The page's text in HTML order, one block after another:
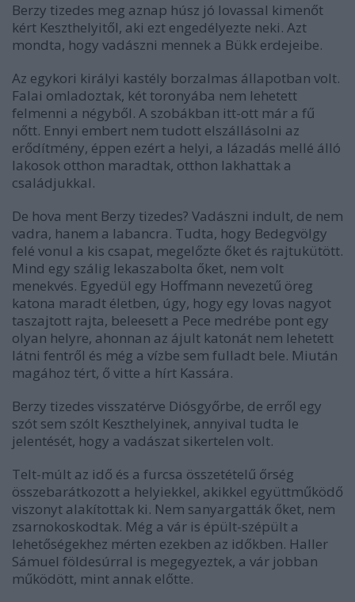
Berzy tizedes meg aznap húsz jó lovassal kimenőt
kért Keszthelyitől, aki ezt engedélyezte neki. Azt
mondta, hogy vadászni mennek a Bükk erdejeibe.
Az egykori királyi kastély borzalmas állapotban volt.
Falai omladoztak, két toronyába nem lehetett
felmenni a négyből. A szobákban itt-ott már a fű
nőtt. Ennyi embert nem tudott elszállásolni az
erődítmény, éppen ezért a helyi, a lázadás mellé álló
lakosok otthon maradtak, otthon lakhattak a
családjukkal.
De hova ment Berzy tizedes? Vadászni indult, de nem
vadra, hanem a labancra. Tudta, hogy Bedegvölgy
felé vonul a kis csapat, megelőzte őket és rajtukütött.
Mind egy szálig lekaszabolta őket, nem volt
menekvés. Egyedül egy Hoffmann nevezetű öreg
katona maradt életben, úgy, hogy egy lovas nagyot
taszajtott rajta, beleesett a Pece medrébe pont egy
olyan helyre, ahonnan az ájult katonát nem lehetett
látni fentről és még a vízbe sem fulladt bele. Miután
magához tért, ő vitte a hírt Kassára.
Berzy tizedes visszatérve Diósgyőrbe, de erről egy
szót sem szólt Keszthelyinek, annyival tudta le
jelentését, hogy a vadászat sikertelen volt.
Telt-múlt az idő és a furcsa összetételű őrség
összebarátkozott a helyiekkel, akikkel együttműködő
viszonyt alakítottak ki. Nem sanyargatták őket, nem
zsarnokoskodtak. Még a vár is épült-szépült a
lehetőségekhez mérten ezekben az időkben. Haller
Sámuel földesúrral is megegyeztek, a vár jobban
működött, mint annak előtte.